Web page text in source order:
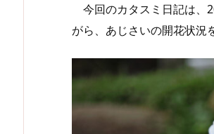
今回のカタスミ日記は、
がら、あじさいの開花状況